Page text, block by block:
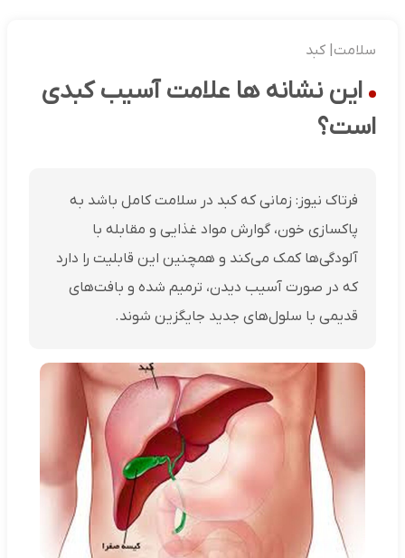
سلامت| کبد
این نشانه ها علامت آسیب کبدی
است؟
فرتاک نیوز: زمانی که کبد در سلامت کامل باشد به
پاکسازی خون، گوارش مواد غذایی و مقابله با
آلودگی‌ها کمک می‌کند و همچنین این قابلیت را دارد
که در صورت آسیب دیدن، ترمیم شده و بافت‌های
قدیمی با سلول‌های جدید جایگزین شوند.